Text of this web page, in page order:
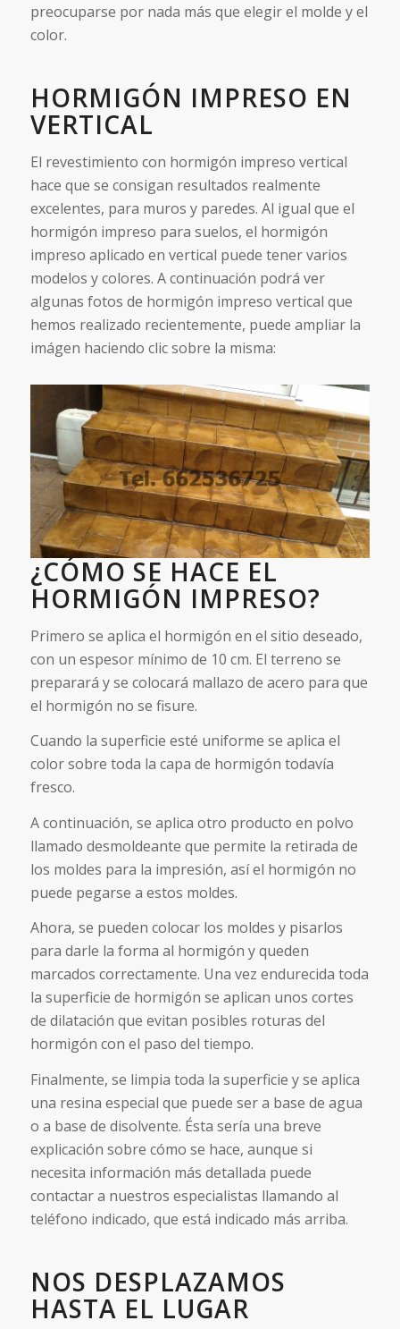
preocuparse por nada más que elegir el molde y el
color.
HORMIGÓN IMPRESO EN
VERTICAL
El revestimiento con hormigón impreso vertical
hace que se consigan resultados realmente
excelentes, para muros y paredes. Al igual que el
hormigón impreso para suelos, el hormigón
impreso aplicado en vertical puede tener varios
modelos y colores. A continuación podrá ver
algunas fotos de hormigón impreso vertical que
hemos realizado recientemente, puede ampliar la
imágen haciendo clic sobre la misma:
¿CÓMO SE HACE EL
HORMIGÓN IMPRESO?
Primero se aplica el hormigón en el sitio deseado,
con un espesor mínimo de 10 cm. El terreno se
preparará y se colocará mallazo de acero para que
el hormigón no se fisure.
Cuando la superficie esté uniforme se aplica el
color sobre toda la capa de hormigón todavía
fresco.
A continuación, se aplica otro producto en polvo
llamado desmoldeante que permite la retirada de
los moldes para la impresión, así el hormigón no
puede pegarse a estos moldes.
Ahora, se pueden colocar los moldes y pisarlos
para darle la forma al hormigón y queden
marcados correctamente. Una vez endurecida toda
la superficie de hormigón se aplican unos cortes
de dilatación que evitan posibles roturas del
hormigón con el paso del tiempo.
Finalmente, se limpia toda la superficie y se aplica
una resina especial que puede ser a base de agua
o a base de disolvente. Ésta sería una breve
explicación sobre cómo se hace, aunque si
necesita información más detallada puede
contactar a nuestros especialistas llamando al
teléfono indicado, que está indicado más arriba.
NOS DESPLAZAMOS
HASTA EL LUGAR